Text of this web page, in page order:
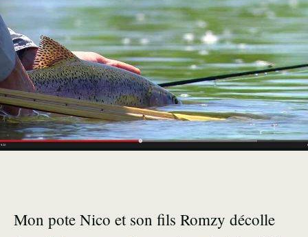
Mon pote Nico et son fils Romzy décolle